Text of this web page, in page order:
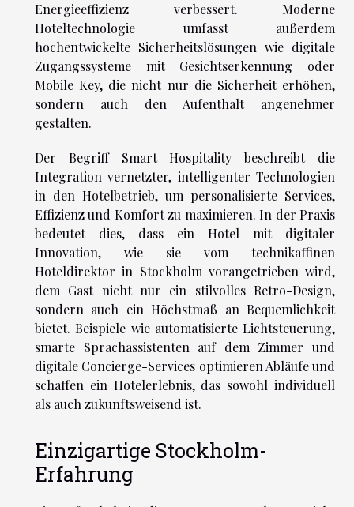
Energieeffizienz verbessert. Moderne
Hoteltechnologie umfasst außerdem
hochentwickelte Sicherheitslösungen wie digitale
Zugangssysteme mit Gesichtserkennung oder
Mobile Key, die nicht nur die Sicherheit erhöhen,
sondern auch den Aufenthalt angenehmer
gestalten.
Der Begriff Smart Hospitality beschreibt die
Integration vernetzter, intelligenter Technologien
in den Hotelbetrieb, um personalisierte Services,
Effizienz und Komfort zu maximieren. In der Praxis
bedeutet dies, dass ein Hotel mit digitaler
Innovation, wie sie vom technikaffinen
Hoteldirektor in Stockholm vorangetrieben wird,
dem Gast nicht nur ein stilvolles Retro-Design,
sondern auch ein Höchstmaß an Bequemlichkeit
bietet. Beispiele wie automatisierte Lichtsteuerung,
smarte Sprachassistenten auf dem Zimmer und
digitale Concierge-Services optimieren Abläufe und
schaffen ein Hotelerlebnis, das sowohl individuell
als auch zukunftsweisend ist.
Einzigartige Stockholm-
Erfahrung